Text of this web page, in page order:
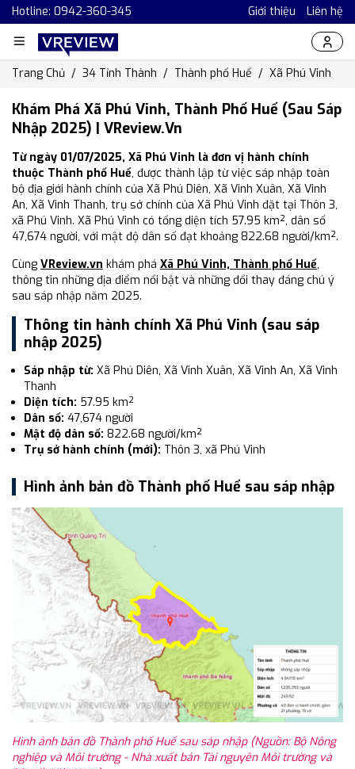
Hotline: 0942-360-345 Giới thiệu Liên hệ
Trang Chủ 34 Tỉnh Thành Thành phố Huế Xã Phú Vinh
Khám Phá Xã Phú Vinh, Thành Phố Huế (Sau Sáp
Nhập 2025) | VReview.vn
Từ ngày 01/07/2025, Xã Phú Vinh là đơn vị hành chính
thuộc Thành phố Huế, được thành lập từ việc sáp nhập toàn
bộ địa giới hành chính của Xã Phú Diên, Xã Vinh Xuân, Xã Vinh
An, Xã Vinh Thanh, trụ sở chính của Xã Phú Vinh đặt tại Thôn 3,
xã Phú Vinh. Xã Phú Vinh có tổng diện tích 57.95 km², dân số
47,674 người, với mật độ dân số đạt khoảng 822.68 người/km².
Cùng VReview.vn khám phá Xã Phú Vinh, Thành phố Huế,
thông tin những địa điểm nổi bật và những đổi thay đáng chú ý
sau sáp nhập năm 2025.
Thông tin hành chính Xã Phú Vinh (sau sáp
nhập 2025)
Sáp nhập từ: Xã Phú Diên, Xã Vinh Xuân, Xã Vinh An, Xã Vinh
Thanh
Diện tích: 57.95 km²
Dân số: 47,674 người
Mật độ dân số: 822.68 người/km²
Trụ sở hành chính (mới): Thôn 3, xã Phú Vinh
Hình ảnh bản đồ Thành phố Huế sau sáp nhập
Hình ảnh bản đồ Thành phố Huế sau sáp nhập (Nguồn: Bộ Nông
nghiệp và Môi trường - Nhà xuất bản Tài nguyên Môi trường và